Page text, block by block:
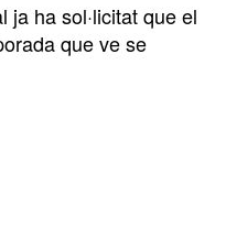
ja ha sol·licitat que el
que ve se